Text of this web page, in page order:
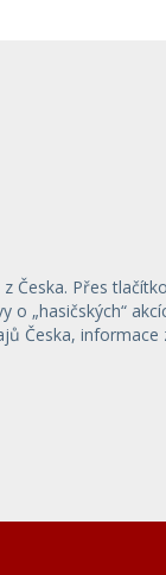
Česka. Přes tlačítko
„hasičských“
Česka, informace